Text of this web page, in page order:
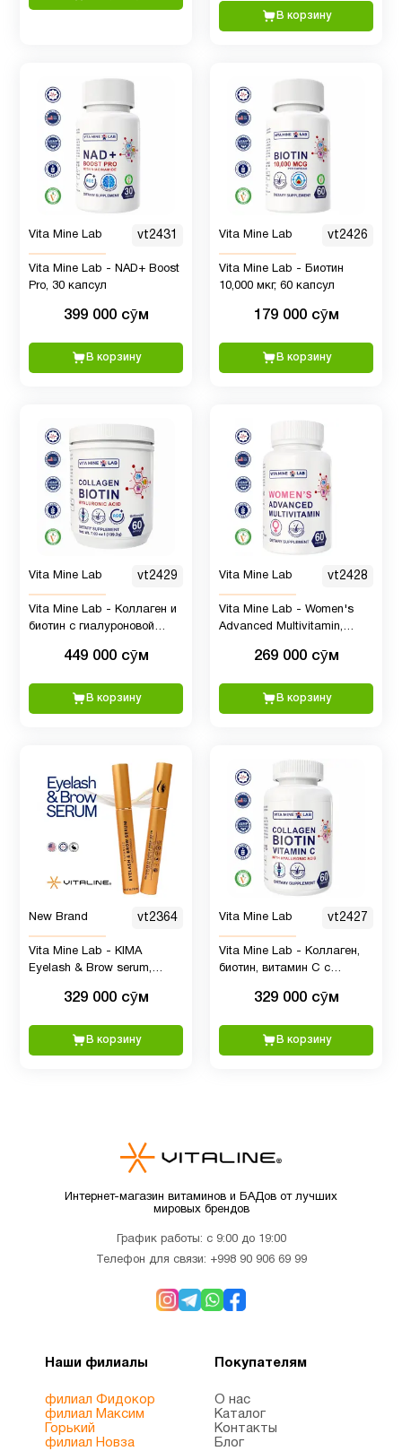
В корзину
Vita Mine Lab vt2431
Vita Mine Lab - NAD+ Boost
Pro, 30 капсул
399 000 сӯм
В корзину
Vita Mine Lab vt2426
Vita Mine Lab - Биотин
10,000 мкг, 60 капсул
179 000 сӯм
В корзину
Vita Mine Lab vt2429
Vita Mine Lab - Коллаген и
биотин с гиалуроновой
449 000 сӯм
В корзину
Vita Mine Lab vt2428
Vita Mine Lab - Women's
Advanced Multivitamin,
мультивитаминный
269 000 сӯм
В корзину
New Brand vt2364
Vita Mine Lab - KIMA
Eyelash & Brow serum,
и роста ресниц и бровей
329 000 сӯм
В корзину
Vita Mine Lab vt2427
Vita Mine Lab - Коллаген,
биотин, витамин С с
капсул329 000 сӯм
В корзину
Интернет-магазин витаминов и БАДов от лучших
мировых брендов
График работы: с 9:00 до 19:00
Телефон для связи: +998 90 906 69 99
Наши филиалы
филиал Фидокор
филиал Максим
Горький
филиал Новза
Покупателям
О нас
Каталог
Контакты
Блог